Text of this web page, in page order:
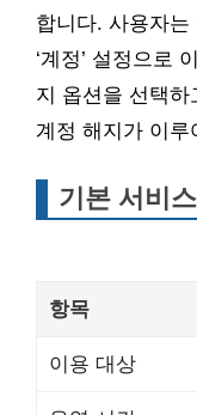
합니다. 사용자
‘계정’ 설정으로
지 옵션을 선택하
계정 해지가 이루
기본 서비
항목
이용 대상